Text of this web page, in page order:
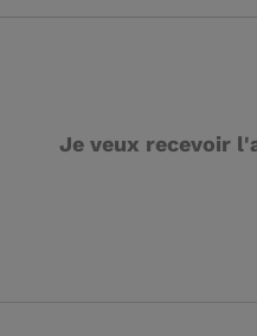
Je veux recevoir